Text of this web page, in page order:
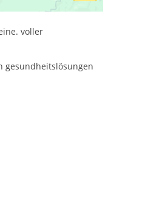
voller
gesundheitslösungen